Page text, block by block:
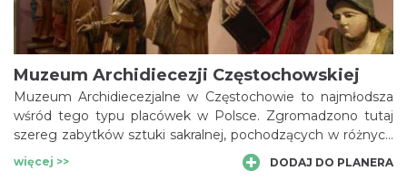
w ruinę po rozbiorach, w drugiej połowie XIX stulecia.
Muzeum Archidiecezji Częstochowskiej
Muzeum Archidiecezjalne w Częstochowie to najmłodsza
wśród tego typu placówek w Polsce. Zgromadzono tutaj
szereg zabytków sztuki sakralnej, pochodzących w różnych
wieków, w tym około 100 rzeźb i 120 obrazów, a także
naczynia oraz szaty liturgiczne. Wiele z wyeksponowanych
więcej >> DODAJ DO PLANERA